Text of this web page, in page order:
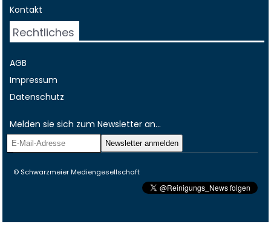
Kontakt
Rechtliches
AGB
Impressum
Datenschutz
Melden sie sich zum Newsletter an...
© Schwarzmeier Mediengesellschaft